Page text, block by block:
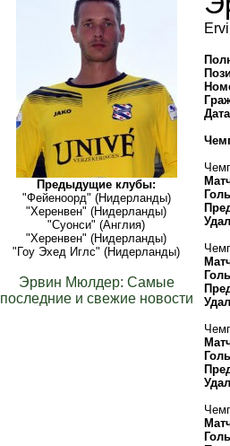
Предыдущие клубы:
"Фейеноорд" (Нидерланды)
"Херенвен" (Нидерланды)
"Суонси" (Англия)
"Херенвен" (Нидерланды)
"Гоу Эхед Иглс" (Нидерланды)
Эрвин Мюлдер: Самые
последние и свежие новости